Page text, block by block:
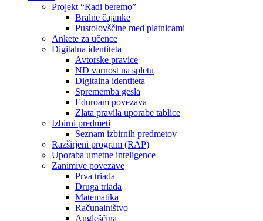
Projekt “Radi beremo”
Bralne čajanke
Pustolovščine med platnicami
Ankete za učence
Digitalna identiteta
Avtorske pravice
ND varnost na spletu
Digitalna identiteta
Sprememba gesla
Eduroam povezava
Zlata pravila uporabe tablice
Izbirni predmeti
Seznam izbirnih predmetov
Razširjeni program (RAP)
Uporaba umetne inteligence
Zanimive povezave
Prva triada
Druga triada
Matematika
Računalništvo
Angleščina